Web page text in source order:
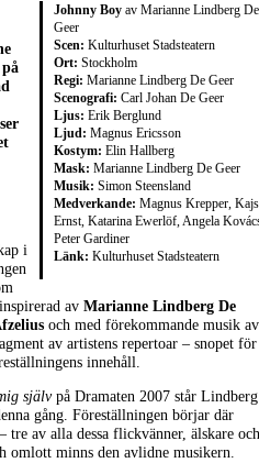
Johnny Boy av Marianne Lindberg De
Geer
Scen: Kulturhuset Stadsteatern
Ort: Stockholm
Regi: Marianne Lindberg De Geer
Scenografi: Carl Johan De Geer
Ljus: Erik Berglund
Ljud: Magnus Ericsson
Kostym: Elin Hallberg
Mask: Marianne Lindberg De Geer
Musik: Simon Steensland
Medverkande: Magnus Krepper,
Ernst, Katarina Ewerlöf, Angela
Peter Gardiner
Länk: Kulturhuset Stadsteatern
i
av Marianne Lindberg De
och med förekommande musik av
av artistens repertoar – snopet för
innehåll.
självpå Dramaten 2007 står Lindberg
gång. Föreställningen börjar där
tre av alla dessa flickvänner, älskare och
omlott minns den avlidne musikern.